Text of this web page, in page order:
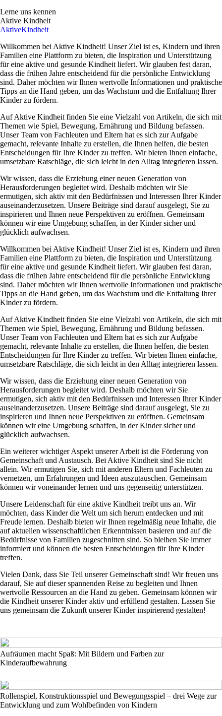
Lerne uns kennen
Aktive Kindheit
AktiveKindheit
Willkommen bei Aktive Kindheit! Unser Ziel ist es, Kindern und ihren
Familien eine Plattform zu bieten, die Inspiration und Unterstützung
für eine aktive und gesunde Kindheit liefert. Wir glauben fest daran,
dass die frühen Jahre entscheidend für die persönliche Entwicklung
sind. Daher möchten wir Ihnen wertvolle Informationen und praktische
Tipps an die Hand geben, um das Wachstum und die Entfaltung Ihrer
Kinder zu fördern.
Auf Aktive Kindheit finden Sie eine Vielzahl von Artikeln, die sich mit
Themen wie Spiel, Bewegung, Ernährung und Bildung befassen.
Unser Team von Fachleuten und Eltern hat es sich zur Aufgabe
gemacht, relevante Inhalte zu erstellen, die Ihnen helfen, die besten
Entscheidungen für Ihre Kinder zu treffen. Wir bieten Ihnen einfache,
umsetzbare Ratschläge, die sich leicht in den Alltag integrieren lassen.
Wir wissen, dass die Erziehung einer neuen Generation von
Herausforderungen begleitet wird. Deshalb möchten wir Sie
ermutigen, sich aktiv mit den Bedürfnissen und Interessen Ihrer Kinder
auseinanderzusetzen. Unsere Beiträge sind darauf ausgelegt, Sie zu
inspirieren und Ihnen neue Perspektiven zu eröffnen. Gemeinsam
können wir eine Umgebung schaffen, in der Kinder sicher und
glücklich aufwachsen.
Willkommen bei Aktive Kindheit! Unser Ziel ist es, Kindern und ihren
Familien eine Plattform zu bieten, die Inspiration und Unterstützung
für eine aktive und gesunde Kindheit liefert. Wir glauben fest daran,
dass die frühen Jahre entscheidend für die persönliche Entwicklung
sind. Daher möchten wir Ihnen wertvolle Informationen und praktische
Tipps an die Hand geben, um das Wachstum und die Entfaltung Ihrer
Kinder zu fördern.
Auf Aktive Kindheit finden Sie eine Vielzahl von Artikeln, die sich mit
Themen wie Spiel, Bewegung, Ernährung und Bildung befassen.
Unser Team von Fachleuten und Eltern hat es sich zur Aufgabe
gemacht, relevante Inhalte zu erstellen, die Ihnen helfen, die besten
Entscheidungen für Ihre Kinder zu treffen. Wir bieten Ihnen einfache,
umsetzbare Ratschläge, die sich leicht in den Alltag integrieren lassen.
Wir wissen, dass die Erziehung einer neuen Generation von
Herausforderungen begleitet wird. Deshalb möchten wir Sie
ermutigen, sich aktiv mit den Bedürfnissen und Interessen Ihrer Kinder
auseinanderzusetzen. Unsere Beiträge sind darauf ausgelegt, Sie zu
inspirieren und Ihnen neue Perspektiven zu eröffnen. Gemeinsam
können wir eine Umgebung schaffen, in der Kinder sicher und
glücklich aufwachsen.
Ein weiterer wichtiger Aspekt unserer Arbeit ist die Förderung von
Gemeinschaft und Austausch. Bei Aktive Kindheit sind Sie nicht
allein. Wir ermutigen Sie, sich mit anderen Eltern und Fachleuten zu
vernetzen, um Erfahrungen und Ideen auszutauschen. Gemeinsam
können wir voneinander lernen und uns gegenseitig unterstützen.
Unsere Leidenschaft für eine aktive Kindheit treibt uns an. Wir
möchten, dass Kinder die Welt um sich herum entdecken und mit
Freude lernen. Deshalb bieten wir Ihnen regelmäßig neue Inhalte, die
auf aktuellen wissenschaftlichen Erkenntnissen basieren und auf die
Bedürfnisse von Familien zugeschnitten sind. So bleiben Sie immer
informiert und können die besten Entscheidungen für Ihre Kinder
treffen.
Vielen Dank, dass Sie Teil unserer Gemeinschaft sind! Wir freuen uns
darauf, Sie auf dieser spannenden Reise zu begleiten und Ihnen
wertvolle Ressourcen an die Hand zu geben. Gemeinsam können wir
die Kindheit unserer Kinder aktiv und erfüllend gestalten. Lassen Sie
uns gemeinsam die Zukunft unserer Kinder inspirierend gestalten!
Aufräumen macht Spaß: Mit Bildern und Farben zur
Kinderaufbewahrung
Rollenspiel, Konstruktionsspiel und Bewegungsspiel – drei Wege zur
Entwicklung und zum Wohlbefinden von Kindern